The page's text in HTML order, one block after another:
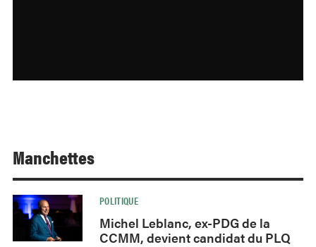
Manchettes
POLITIQUE
Michel Leblanc, ex-PDG de la
CCMM, devient candidat du PLQ